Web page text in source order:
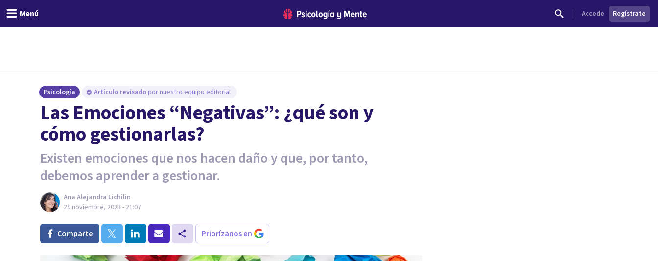
Menú Accede Regístrate
Psicología Artículo revisado por nuestro equipo editorial
Las Emociones “Negativas”: ¿qué son y
cómo gestionarlas?
Existen emociones que nos hacen daño y que, por tanto,
debemos aprender a gestionar.
Ana Alejandra Lichilin
29 noviembre, 2023 - 21:07
Comparte Priorízanos en